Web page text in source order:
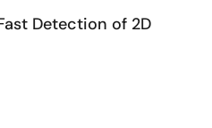
Detection of 2D